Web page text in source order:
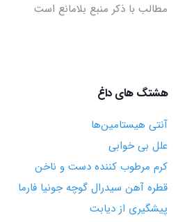
مطالب با ذکر منبع بلامانع است
هشتگ های داغ
آنتی هیستامین‌ها
علل بی خوابی
کرم مرطوب کننده دست و ناخن
قطره آهن سیدرال گوچه جونیا فارما
پیشگیری از دیابت